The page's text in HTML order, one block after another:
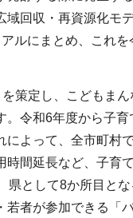
回収・再資源化モ
ルにまとめ、これ
策定し、こどもま
令和6年度から子育
よって、全市町村
間延長など、子育
県として8か所目と
者が参加できる「